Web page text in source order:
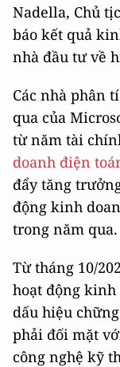
Nadella, Chủ
báo kết quả
nhà đầu tư về
Các nhà phân
qua của
từ năm tài
doanh điện
đẩy tăng
động kinh
trong năm qua.
Từ tháng 10/
hoạt động kinh
dấu hiệu
phải đối mặt
công nghệ kỹ